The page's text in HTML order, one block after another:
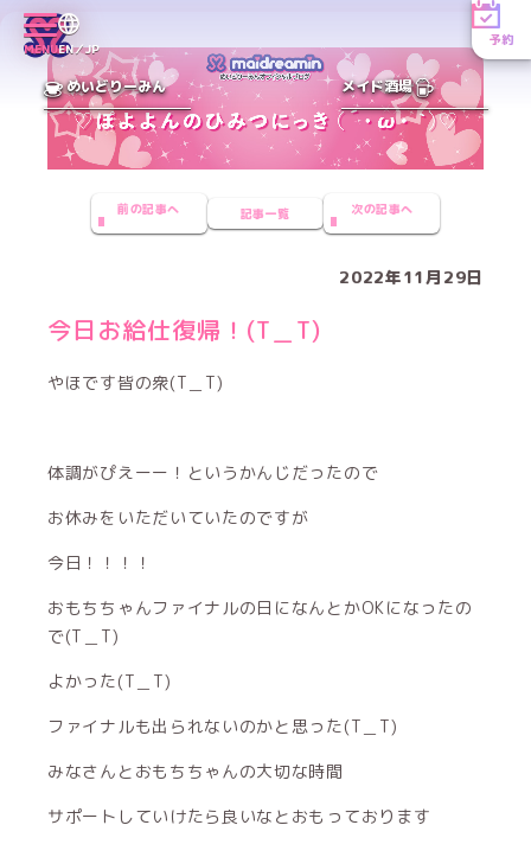
MENUEN／JP
予約
めいどりーみん メイド酒場
前の記事へ 記事一覧 次の記事へ
2022年11月29日
今日お給仕復帰！(T＿T)
やほです皆の衆(T＿T)
体調がぴえーー！というかんじだったので
お休みをいただいていたのですが
今日！！！！
おもちちゃんファイナルの日になんとかOKになったの
で(T＿T)
よかった(T＿T)
ファイナルも出られないのかと思った(T＿T)
みなさんとおもちちゃんの大切な時間
サポートしていけたら良いなとおもっております